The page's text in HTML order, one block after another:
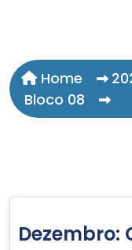
Home
Bloco 08
Dezembro: